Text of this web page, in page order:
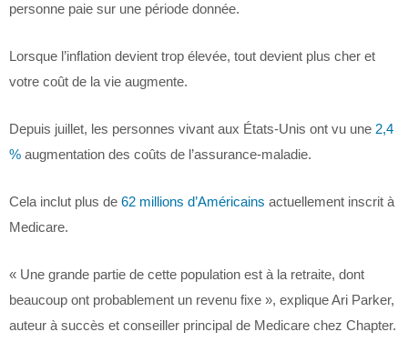
personne paie sur une période donnée.
Lorsque l’inflation devient trop élevée, tout devient plus cher et
votre coût de la vie augmente.
Depuis juillet, les personnes vivant aux États-Unis ont vu une 2,4
% augmentation des coûts de l’assurance-maladie.
Cela inclut plus de 62 millions d’Américains actuellement inscrit à
Medicare.
« Une grande partie de cette population est à la retraite, dont
beaucoup ont probablement un revenu fixe », explique Ari Parker,
auteur à succès et conseiller principal de Medicare chez Chapter.